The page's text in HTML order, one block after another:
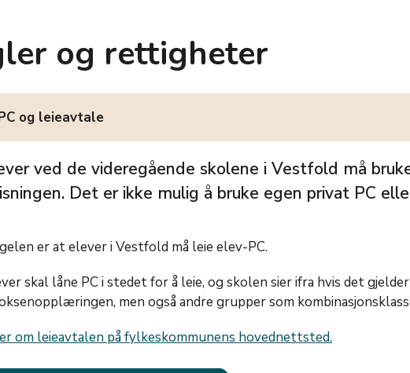
og rettigheter
og leieavtale
ved de videregående skolene i Vestfold må
Det er ikke mulig å bruke egen privat PC
er at elever i Vestfold må leie elev-PC.
skal låne PC i stedet for å leie, og skolen sier ifra hvis det
men også andre grupper som
om leieavtalen på fylkeskommunens hovednettsted.